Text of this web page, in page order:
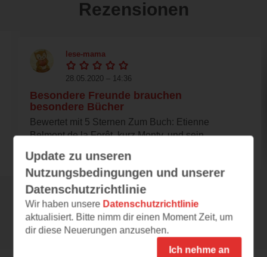
Rezensionen
lese-mama
28.05.2020 – 14:36
Besondere Freunde brauchen
besondere Bücher
Bewertet mit 5 Sternen Zum Buch: Etienne
Belmont de la Forêt, kurz Monty, und sein
Alle 43 Rezensionen anzeigen
Update zu unseren
Nutzungsbedingungen und unserer
Datenschutzrichtlinie
Wir haben unsere Datenschutzrichtlinie
aktualisiert. Bitte nimm dir einen Moment Zeit, um
dir diese Neuerungen anzusehen.
Ich nehme an